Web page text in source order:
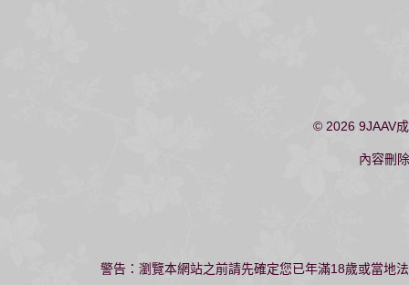
© 2026 9JAAV
內容刪除
警告：瀏覽本網站之前請先確定您已年滿18歲或當地